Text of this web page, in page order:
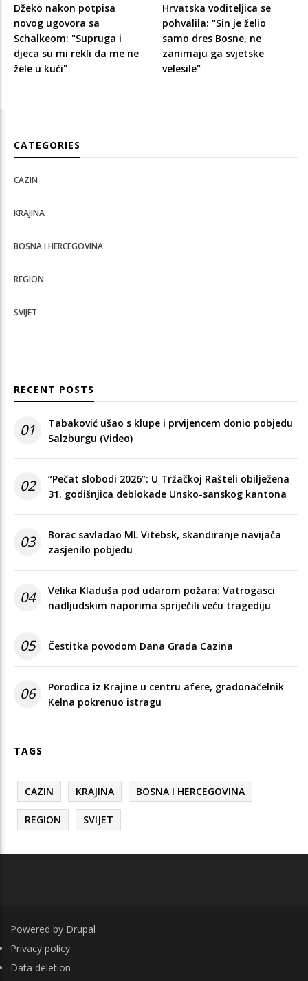
Džeko nakon potpisa
novog ugovora sa
Schalkeom: "Supruga i
djeca su mi rekli da me ne
žele u kući"
Hrvatska voditeljica se
pohvalila: "Sin je želio
samo dres Bosne, ne
zanimaju ga svjetske
velesile"
CATEGORIES
CAZIN
KRAJINA
BOSNA I HERCEGOVINA
REGION
SVIJET
RECENT POSTS
01
Tabaković ušao s klupe i prvijencem donio pobjedu
Salzburgu (Video)
02
“Pečat slobodi 2026”: U Tržačkoj Rašteli obilježena
31. godišnjica deblokade Unsko-sanskog kantona
03
Borac savladao ML Vitebsk, skandiranje navijača
zasjenilo pobjedu
04
Velika Kladuša pod udarom požara: Vatrogasci
nadljudskim naporima spriječili veću tragediju
05 Čestitka povodom Dana Grada Cazina
06
Porodica iz Krajine u centru afere, gradonačelnik
Kelna pokrenuo istragu
TAGS
CAZIN KRAJINA BOSNA I HERCEGOVINA
REGION SVIJET
Powered by Drupal
FOOTER
Privacy policy
Data deletion